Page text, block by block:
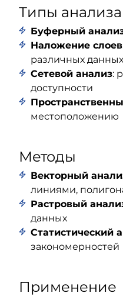
Типы анализа
Буферный
Наложение слоев
различных данных
Сетевой анализ:
доступности
местоположению
Методы
Векторный
линиями,
Растровый
данных
Статистический
закономерностей
Применение